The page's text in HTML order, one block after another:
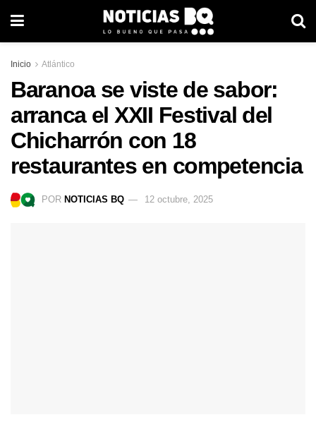
Inicio Atlántico
Baranoa se viste de sabor:
arranca el XXII Festival del
Chicharrón con 18
restaurantes en competencia
POR NOTICIAS BQ 12 octubre, 2025